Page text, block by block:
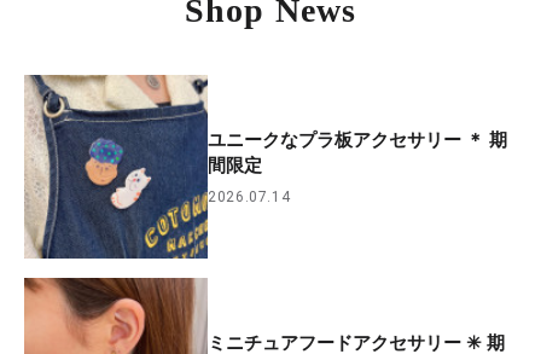
Shop News
ユニークなプラ板アクセサリー ＊ 期
間限定
2026.07.14
ミニチュアフードアクセサリー ✳︎ 期